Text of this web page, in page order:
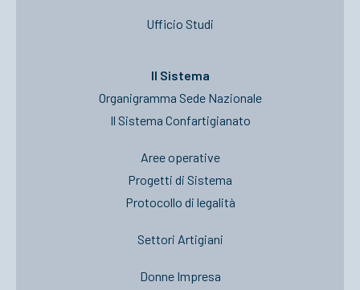
Ufficio Studi
Il Sistema
Organigramma Sede Nazionale
Il Sistema Confartigianato
Aree operative
Progetti di Sistema
Protocollo di legalità
Settori Artigiani
Donne Impresa